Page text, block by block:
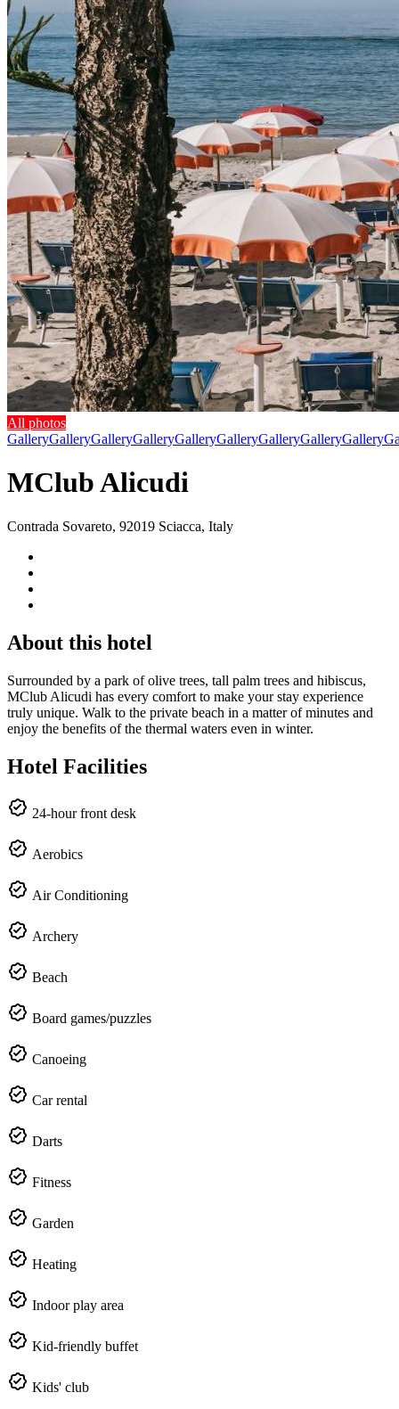
All photos
GalleryGalleryGalleryGalleryGalleryGalleryGalleryGalleryGallery
MClub Alicudi
Contrada Sovareto, 92019 Sciacca, Italy
About this hotel
Surrounded by a park of olive trees, tall palm trees and hibiscus,
MClub Alicudi has every comfort to make your stay experience
truly unique. Walk to the private beach in a matter of minutes and
enjoy the benefits of the thermal waters even in winter.
Hotel Facilities
24-hour front desk
Aerobics
Air Conditioning
Archery
Beach
Board games/puzzles
Canoeing
Car rental
Darts
Fitness
Garden
Heating
Indoor play area
Kid-friendly buffet
Kids' club